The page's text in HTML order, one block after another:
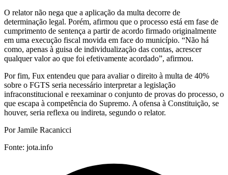
O relator não nega que a aplicação da multa decorre de
determinação legal. Porém, afirmou que o processo está em fase de
cumprimento de sentença a partir de acordo firmado originalmente
em uma execução fiscal movida em face do município. “Não há
como, apenas à guisa de individualização das contas, acrescer
qualquer valor ao que foi efetivamente acordado”, afirmou.
Por fim, Fux entendeu que para avaliar o direito à multa de 40%
sobre o FGTS seria necessário interpretar a legislação
infraconstitucional e reexaminar o conjunto de provas do processo, o
que escapa à competência do Supremo. A ofensa à Constituição, se
houver, seria reflexa ou indireta, segundo o relator.
Por Jamile Racanicci
Fonte: jota.info